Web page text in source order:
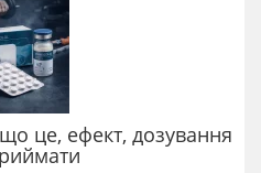
це, ефект, дозування